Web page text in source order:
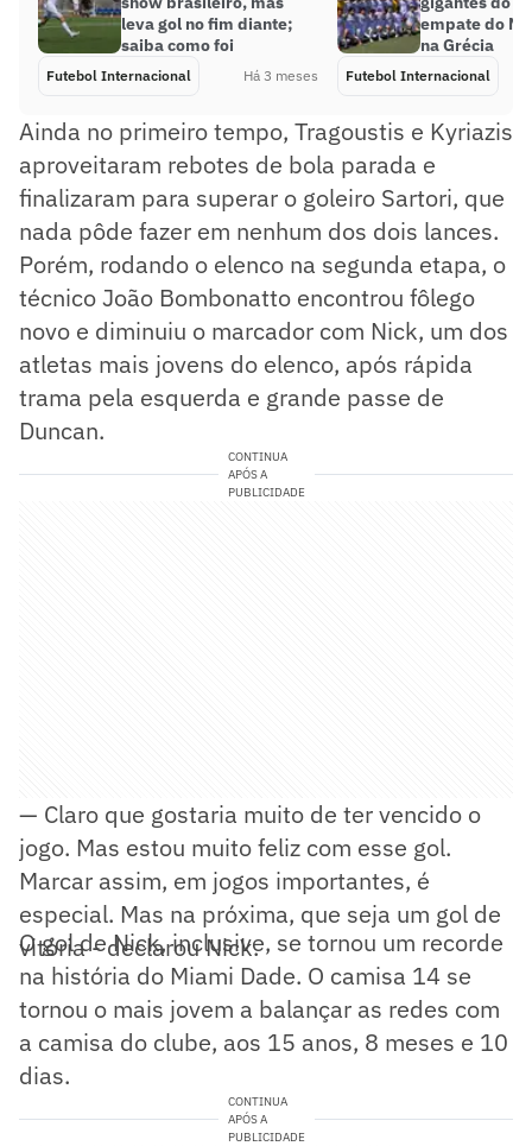
leva gol no fim diante;
saiba como foi
Futebol Internacional Há 3 meses
empate do
na Grécia
Futebol Internacional
Ainda no primeiro tempo, Tragoustis e Kyriazis
aproveitaram rebotes de bola parada e
finalizaram para superar o goleiro Sartori, que
nada pôde fazer em nenhum dos dois lances.
Porém, rodando o elenco na segunda etapa, o
técnico João Bombonatto encontrou fôlego
novo e diminuiu o marcador com Nick, um dos
atletas mais jovens do elenco, após rápida
trama pela esquerda e grande passe de
Duncan.
CONTINUA
APÓS A
PUBLICIDADE
— Claro que gostaria muito de ter vencido o
jogo. Mas estou muito feliz com esse gol.
Marcar assim, em jogos importantes, é
especial. Mas na próxima, que seja um gol de
vitória - declarou Nick.
O gol de Nick, inclusive, se tornou um recorde
na história do Miami Dade. O camisa 14 se
tornou o mais jovem a balançar as redes com
a camisa do clube, aos 15 anos, 8 meses e 10
dias.
CONTINUA
APÓS A
PUBLICIDADE